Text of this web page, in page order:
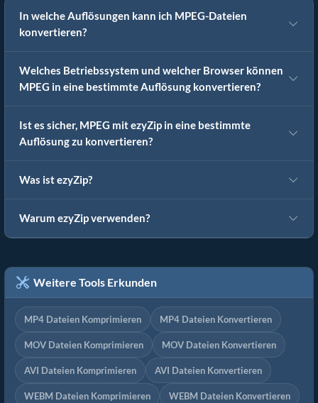
In welche Auflösungen kann ich MPEG-Dateien
konvertieren?
Welches Betriebssystem und welcher Browser können
MPEG in eine bestimmte Auflösung konvertieren?
Ist es sicher, MPEG mit ezyZip in eine bestimmte
Auflösung zu konvertieren?
Was ist ezyZip?
Warum ezyZip verwenden?
Weitere Tools Erkunden
MP4 Dateien Komprimieren MP4 Dateien Konvertieren
MOV Dateien Komprimieren MOV Dateien Konvertieren
AVI Dateien Komprimieren AVI Dateien Konvertieren
WEBM Dateien Komprimieren WEBM Dateien Konvertieren